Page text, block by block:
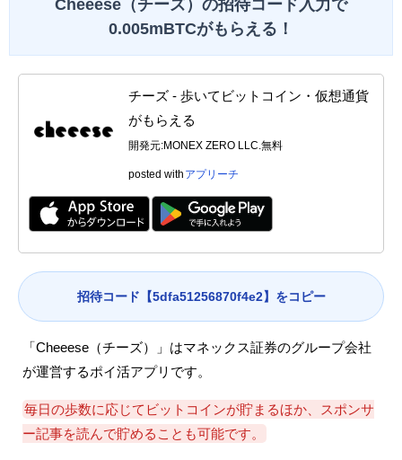
Cheeese（チーズ）の招待コード入力で
0.005mBTCがもらえる！
チーズ - 歩いてビットコイン・仮想通貨
がもらえる
開発元:MONEX ZERO LLC.無料
posted with アプリーチ
招待コード【5dfa51256870f4e2】をコピー
「Cheeese（チーズ）」はマネックス証券のグループ会社
が運営するポイ活アプリです。
毎日の歩数に応じてビットコインが貯まるほか、スポンサ
ー記事を読んで貯めることも可能です。